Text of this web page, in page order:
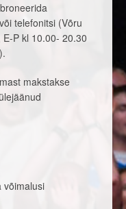
telefonitsi (Võru
P kl 10.00- 20.30
makstakse
võimalusi